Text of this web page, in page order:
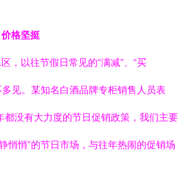
格坚挺
，以往节假日常见的“满减”、“买
多见。某知名白酒品牌专柜销售人员表
都没有大力度的节日促销政策，我们主要
悄悄”的节日市场，与往年热闹的促销场